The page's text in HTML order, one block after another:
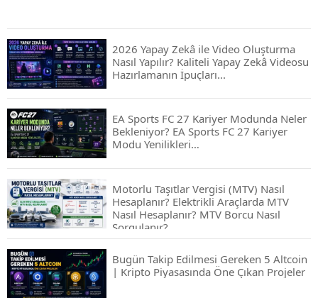
2026 Yapay Zekâ ile Video Oluşturma
Nasıl Yapılır? Kaliteli Yapay Zekâ Videosu
Hazırlamanın İpuçları...
EA Sports FC 27 Kariyer Modunda Neler
Bekleniyor? EA Sports FC 27 Kariyer
Modu Yenilikleri…
Motorlu Taşıtlar Vergisi (MTV) Nasıl
Hesaplanır? Elektrikli Araçlarda MTV
Nasıl Hesaplanır? MTV Borcu Nasıl
Sorgulanır?
Bugün Takip Edilmesi Gereken 5 Altcoin
| Kripto Piyasasında Öne Çıkan Projeler